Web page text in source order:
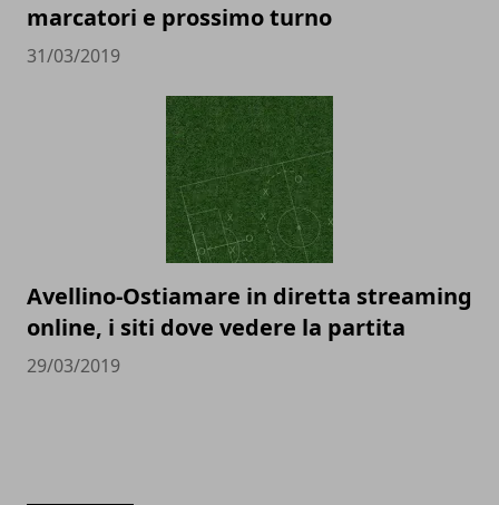
marcatori e prossimo turno
31/03/2019
Avellino-Ostiamare in diretta streaming
online, i siti dove vedere la partita
29/03/2019